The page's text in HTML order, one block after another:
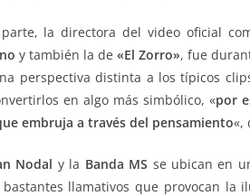
la directora del video oficial
y también la de «El Zorro», fue
perspectiva distinta a los típicos
en algo más simbólico, «por
embruja a través del pensamiento«,
Nodal y la Banda MS se ubican en
bastantes llamativos que provocan la